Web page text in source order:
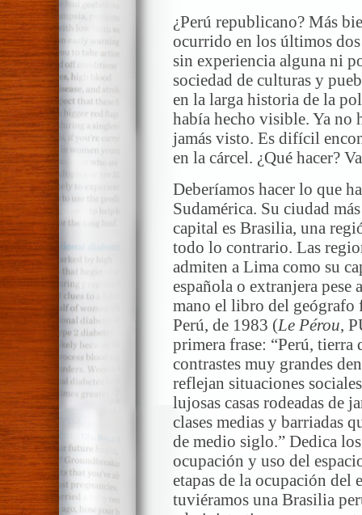
¿Perú republicano? Más
ocurrido en los últimos
sin experiencia alguna ni
sociedad de culturas y
en la larga historia de la
había hecho visible. Ya no
jamás visto. Es difícil
en la cárcel. ¿Qué hacer?
Deberíamos hacer lo que
Sudamérica. Su ciudad
capital es Brasilia, una
todo lo contrario. Las
admiten a Lima como su
española o extranjera
mano el libro del geógrafo
Perú, de 1983 (Le Pérou,
primera frase: “Perú, tierra
contrastes muy grandes
reflejan situaciones
lujosas casas rodeadas de
clases medias y barriadas
de medio siglo.” Dedica
ocupación y uso del
etapas de la ocupación del
tuviéramos una Brasilia